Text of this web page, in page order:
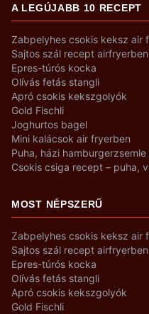
A LEGÚJABB 10 RECEPT
Zabpelyhes csokis keksz air
Sajtos szál recept
Epres-túrós kocka
Olívás fetás stangli
Apró csokis kekszgolyók
Gold Fischli
Joghurtos bagel
Mini kalácsok air fryerben
Puha, házi
Csokis csiga recept – puha,
MOST NÉPSZERŰ
Zabpelyhes csokis keksz air
Sajtos szál recept
Epres-túrós kocka
Olívás fetás stangli
Apró csokis kekszgolyók
Gold Fischli